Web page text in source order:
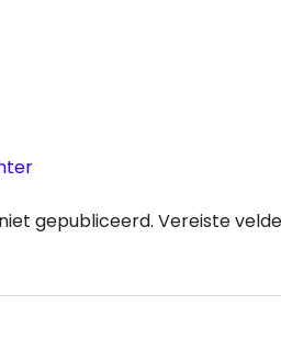
gepubliceerd. Vereiste